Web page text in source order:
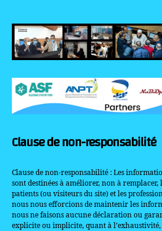
Clause de non-responsabilité
Clause de non-responsabilité : Les
sont destinées à améliorer, non à
patients (ou visiteurs du site) et les
nous nous efforcions de maintenir les
nous ne faisons aucune déclaration ou
explicite ou implicite, quant à